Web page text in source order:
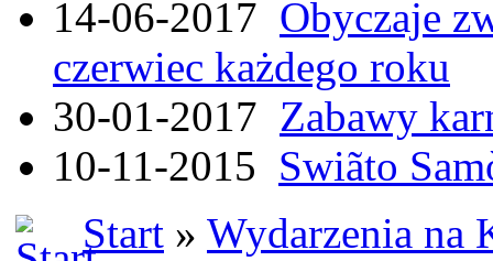
14-06-2017 Obyczaje
czerwiec każdego roku
30-01-2017 Zabawy
10-11-2015 Swiãto
Start » Wydarzenia na